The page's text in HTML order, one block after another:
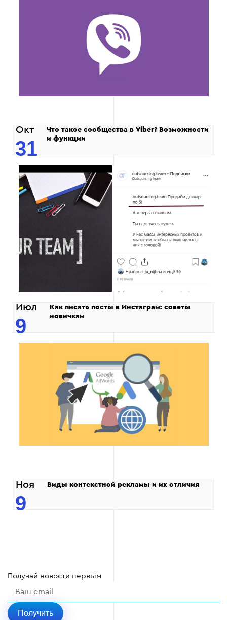
Окт
31
Что такое сообщества в Viber? Возможности
и функции
Июл
9
Как писать посты в Инстаграм: советы
новичкам
Ноя
9
Виды контекстной рекламы и их отличия
Получай новости первым
Получить